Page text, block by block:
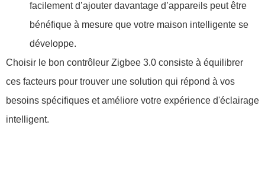
facilement d’ajouter davantage d’appareils peut être
bénéfique à mesure que votre maison intelligente se
développe.
Choisir le bon contrôleur Zigbee 3.0 consiste à équilibrer
ces facteurs pour trouver une solution qui répond à vos
besoins spécifiques et améliore votre expérience d'éclairage
intelligent.